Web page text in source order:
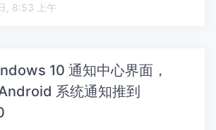
2017 年 5 月 18 日, 8:53 上午
10 通知中心界面，
系统通知推到